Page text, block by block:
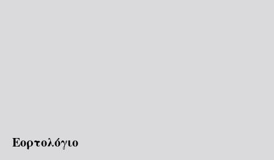
Εορτολόγιο